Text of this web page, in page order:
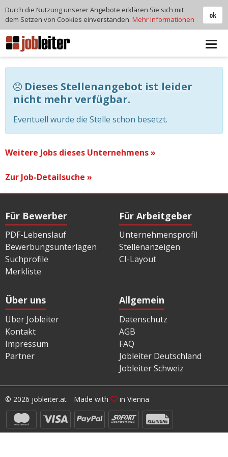
Dieses Stellenangebot ist leider
nicht mehr verfügbar.
Eventuell wurde die Stelle schon besetzt.
Weitere Jobs dieses Unternehmens »
Zur Job-Detailsuche »
Für Bewerber
PDF-Lebenslauf
Bewerbungsunterlagen
Suchprofile
Merkliste
Für Arbeitgeber
Unternehmensprofil
Stellenanzeigen
CI-Layout
Über uns
Über Jobleiter
Kontakt
Impressum
Partner
Allgemein
Datenschutz
AGB
FAQ
Jobleiter Deutschland
Jobleiter Schweiz
© 2026 jobleiter.at Made with in Vienna
ok
Durch die Nutzung unserer Angebote erklären Sie sich mit
dem Setzen von Cookies einverstanden. Mehr Informationen